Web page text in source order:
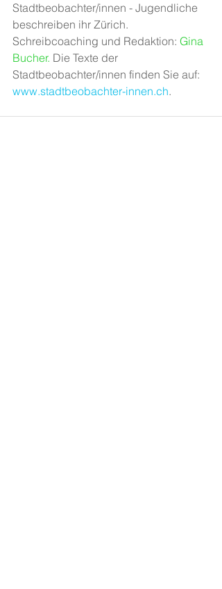
Stadtbeobachter/innen - Jugendliche
beschreiben ihr Zürich.
Schreibcoaching und Redaktion: Gina
Bucher. Die Texte der
Stadtbeobachter/innen finden Sie auf:
www.stadtbeobachter-innen.ch.